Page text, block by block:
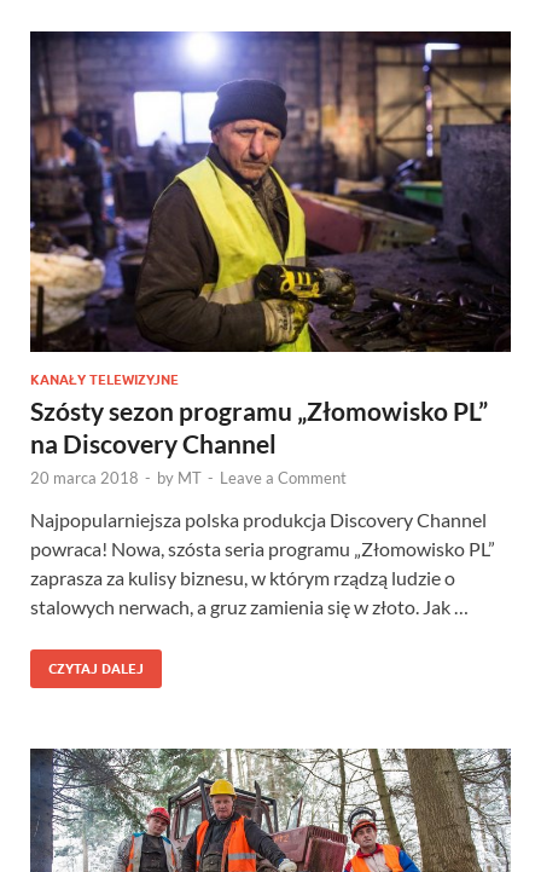
KANAŁY TELEWIZYJNE
Szósty sezon programu „Złomowisko PL”
na Discovery Channel
20 marca 2018 - by MT - Leave a Comment
Najpopularniejsza polska produkcja Discovery Channel
powraca! Nowa, szósta seria programu „Złomowisko PL”
zaprasza za kulisy biznesu, w którym rządzą ludzie o
stalowych nerwach, a gruz zamienia się w złoto. Jak …
CZYTAJ DALEJ